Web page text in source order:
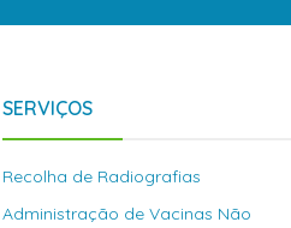
SERVIÇOS
Recolha de Radiografias
Administração de Vacinas Não